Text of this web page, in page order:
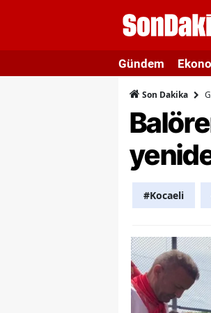
Gündem
Son Dakika
#Kocaeli